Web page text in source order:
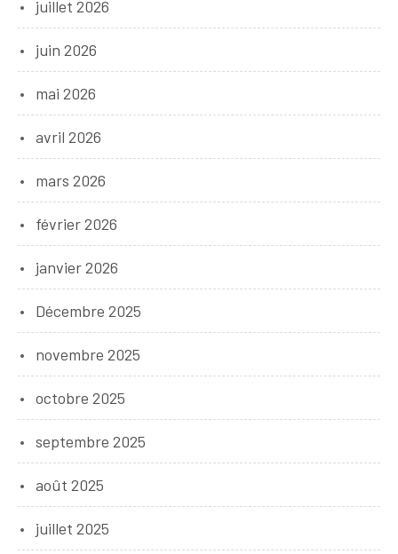
juillet 2026
juin 2026
mai 2026
avril 2026
mars 2026
février 2026
janvier 2026
Décembre 2025
novembre 2025
octobre 2025
septembre 2025
août 2025
juillet 2025